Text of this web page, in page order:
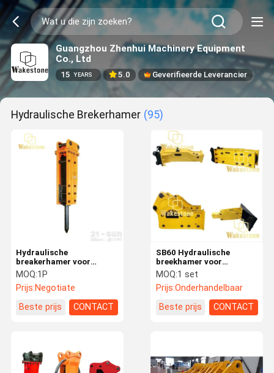
Guangzhou Zhenhui Machinery Equipment
Co., Ltd
15 YEARS 5.0 Geverifieerde Leverancier
Hydraulische Brekerhamer (95)
Hydraulische
breakerhamer voor
SB81N GB8AT HB20G
MOQ:1P
Prijs:Negotiate
Beste prijs
CONTACT
SB60 Hydraulische
breekhamer voor
graafmachines
MOQ:1 set
Prijs:Onderhandelbaar
Beste prijs
CONTACT